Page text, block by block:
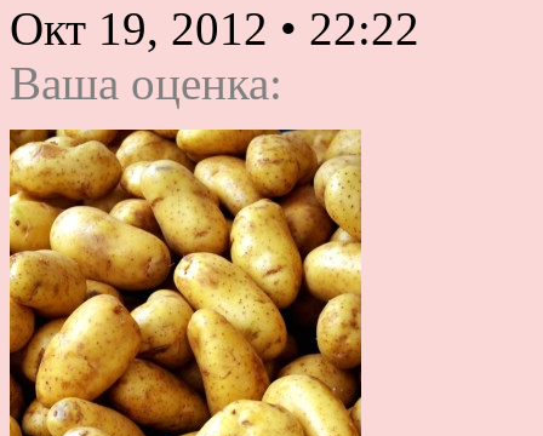
Окт 19, 2012 • 22:22
Ваша оценка: